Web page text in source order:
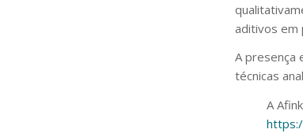
aditivos em
A presença
técnicas
A